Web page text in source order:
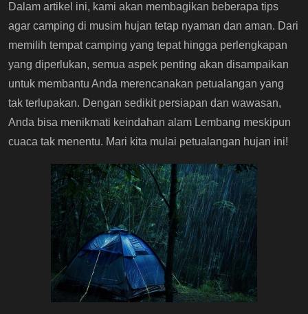
Dalam artikel ini, kami akan membagikan beberapa tips
agar camping di musim hujan tetap nyaman dan aman. Dari
memilih tempat camping yang tepat hingga perlengkapan
yang diperlukan, semua aspek penting akan disampaikan
untuk membantu Anda merencanakan petualangan yang
tak terlupakan. Dengan sedikit persiapan dan wawasan,
Anda bisa menikmati keindahan alam Lembang meskipun
cuaca tak menentu. Mari kita mulai petualangan hujan ini!